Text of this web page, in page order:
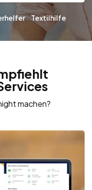
Textilhilfe
machen?